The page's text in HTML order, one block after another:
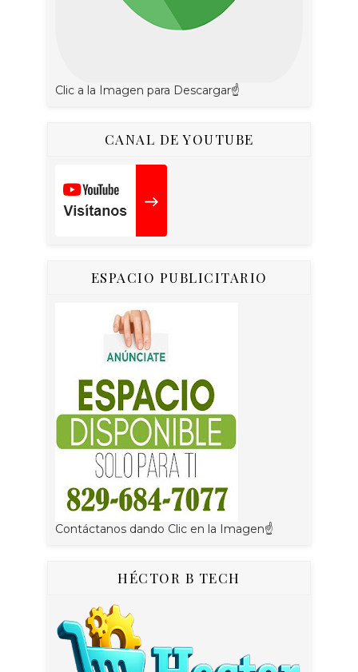
Clic a la Imagen para Descargar☝
CANAL DE YOUTUBE
ESPACIO PUBLICITARIO
Contáctanos dando Clic en la Imagen☝
HÉCTOR B TECH